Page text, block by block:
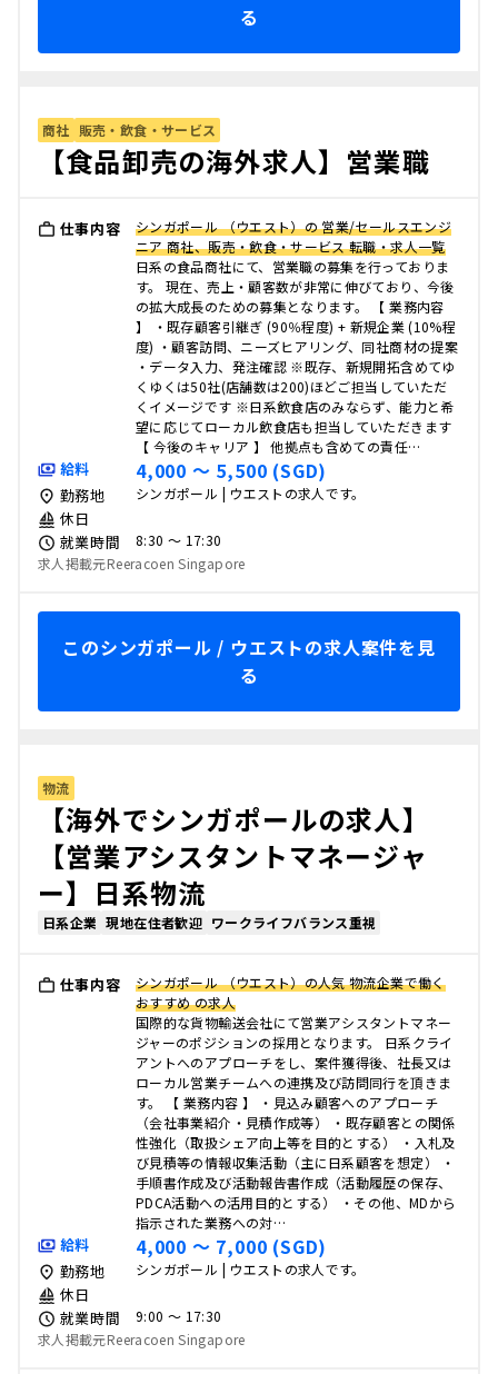
る
商社 販売・飲食・サービス
【食品卸売の海外求人】営業職
仕事内容
シンガポール （ウエスト）の 営業/セールスエンジ
ニア 商社、販売・飲食・サービス 転職・求人一覧
日系の食品商社にて、営業職の募集を行っておりま
す。 現在、売上・顧客数が非常に伸びており、今後
の拡大成長のための募集となります。 【 業務内容
】 ・既存顧客引継ぎ (90％程度) + 新規企業 (10%程
度) ・顧客訪問、ニーズヒアリング、同社商材の提案
・データ入力、発注確認 ※既存、新規開拓含めてゆ
くゆくは50社(店舗数は200)ほどご担当していただ
くイメージです ※日系飲食店のみならず、能力と希
望に応じてローカル飲食店も担当していただきます
【 今後のキャリア 】 他拠点も含めての責任…
給料 4,000 〜 5,500 (SGD)
勤務地 シンガポール | ウエストの求人です。
休日
就業時間
8:30 〜 17:30
求人掲載元Reeracoen Singapore
このシンガポール / ウエストの求人案件を見
る
物流
【海外でシンガポールの求人】
【営業アシスタントマネージャ
ー】日系物流
日系企業 現地在住者歓迎 ワークライフバランス重視
仕事内容
シンガポール （ウエスト）の人気 物流企業で働く
おすすめ の求人
国際的な貨物輸送会社にて営業アシスタントマネー
ジャーのポジションの採用となります。 日系クライ
アントへのアプローチをし、案件獲得後、社長又は
ローカル営業チームへの連携及び訪問同行を頂きま
す。 【 業務内容 】 ・見込み顧客へのアプローチ
（会社事業紹介・見積作成等） ・既存顧客との関係
性強化（取扱シェア向上等を目的とする） ・入札及
び見積等の情報収集活動（主に日系顧客を想定） ・
手順書作成及び活動報告書作成（活動履歴の保存、
PDCA活動への活用目的とする） ・その他、MDから
指示された業務への対…
給料 4,000 〜 7,000 (SGD)
勤務地 シンガポール | ウエストの求人です。
休日
就業時間
9:00 〜 17:30
求人掲載元Reeracoen Singapore